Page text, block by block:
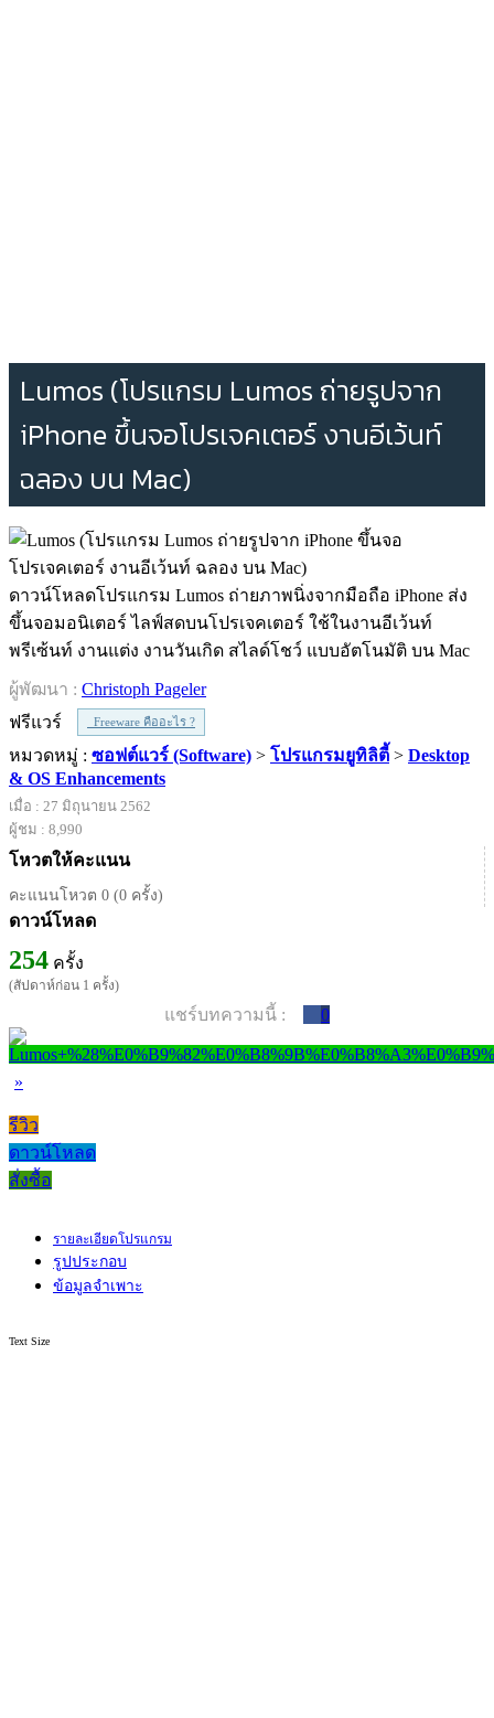
Lumos (โปรแกรม Lumos ถ่ายรูปจาก
iPhone ขึ้นจอโปรเจคเตอร์ งานอีเว้นท์
ฉลอง บน Mac)
ดาวน์โหลดโปรแกรม Lumos ถ่ายภาพนิ่งจากมือถือ iPhone ส่ง
ขึ้นจอมอนิเตอร์ ไลฟ์สดบนโปรเจคเตอร์ ใช้ในงานอีเว้นท์
พรีเซ้นท์ งานแต่ง งานวันเกิด สไลด์โชว์ แบบอัตโนมัติ บน Mac
ผู้พัฒนา : Christoph Pageler
ฟรีแวร์
Freeware คืออะไร ?
หมวดหมู่ : ซอฟต์แวร์ (Software) > โปรแกรมยูทิลิตี้ > Desktop
& OS Enhancements
เมื่อ : 27 มิถุนายน 2562
ผู้ชม : 8,990
โหวตให้คะแนน
คะแนนโหวต 0 (0 ครั้ง)
ดาวน์โหลด
254 ครั้ง
(สัปดาห์ก่อน 1 ครั้ง)
แชร์บทความนี้ : 0
»
รีวิว
ดาวน์โหลด
สั่งซื้อ
รายละเอียดโปรแกรม
รูปประกอบ
ข้อมูลจำเพาะ
Text Size